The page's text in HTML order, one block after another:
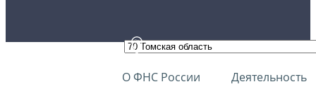
О ФНС России Деятельность